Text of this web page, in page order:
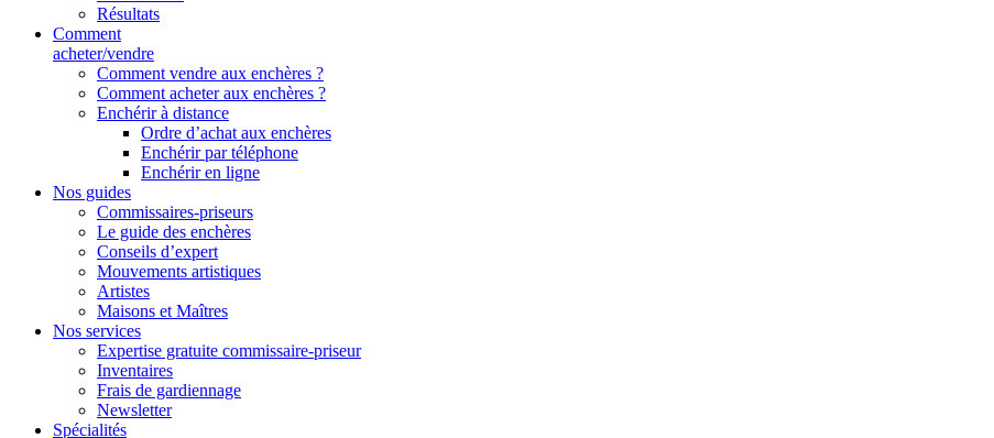
Résultats
Comment
acheter/vendre
Comment vendre aux enchères ?
Comment acheter aux enchères ?
Enchérir à distance
Ordre d’achat aux enchères
Enchérir par téléphone
Enchérir en ligne
Nos guides
Commissaires-priseurs
Le guide des enchères
Conseils d’expert
Mouvements artistiques
Artistes
Maisons et Maîtres
Nos services
Expertise gratuite commissaire-priseur
Inventaires
Frais de gardiennage
Newsletter
Spécialités